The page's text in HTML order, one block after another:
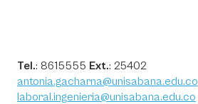
Tel.: 8615555 Ext.: 25402
antonia.gacharna@unisabana.edu.co
laboral.ingenieria@unisabana.edu.co